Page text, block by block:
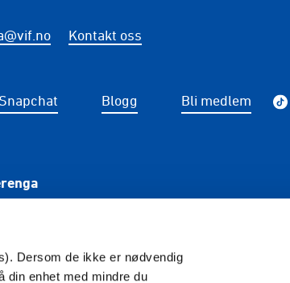
Dersom de ikke er nødvendig
din enhet med mindre du
Kontakt oss
Snapchat Blogg Bli medlem